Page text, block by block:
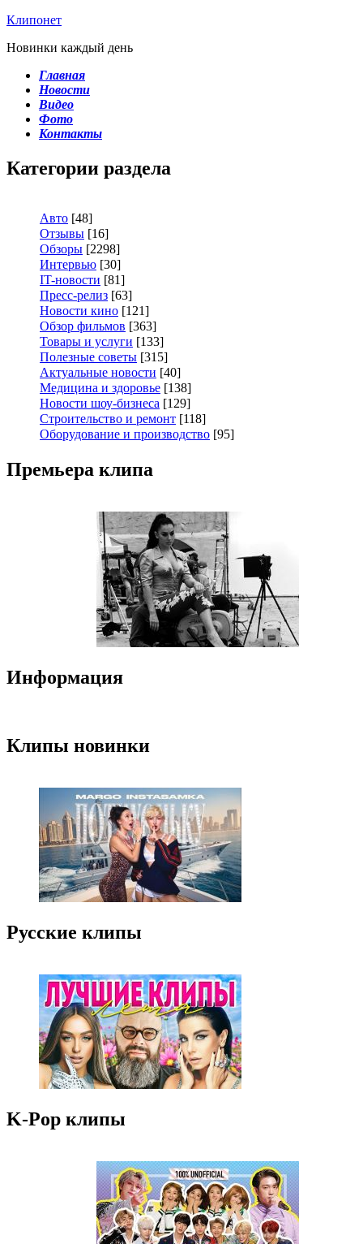
Клипонет
Новинки каждый день
Главная
Новости
Видео
Фото
Контакты
Категории раздела
Авто [48]
Отзывы [16]
Обзоры [2298]
Интервью [30]
IT-новости [81]
Пресс-релиз [63]
Новости кино [121]
Обзор фильмов [363]
Товары и услуги [133]
Полезные советы [315]
Актуальные новости [40]
Медицина и здоровье [138]
Новости шоу-бизнеса [129]
Строительство и ремонт [118]
Оборудование и производство [95]
Премьера клипа
Информация
Клипы новинки
Русские клипы
K-Pop клипы